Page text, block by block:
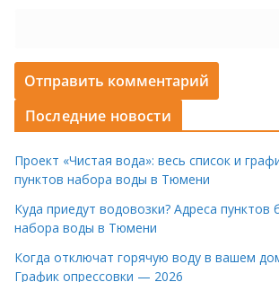
Последние новости
Проект «Чистая вода»: весь список и
пунктов набора воды в Тюмени
Куда приедут водовозки? Адреса пунктов
набора воды в Тюмени
Когда отключат горячую воду в вашем
График опрессовки — 2026